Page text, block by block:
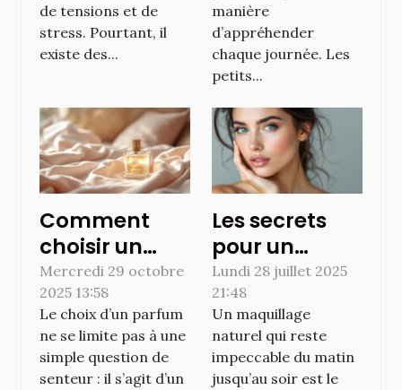
de tensions et de
stress. Pourtant, il
existe des...
manière
d’appréhender
chaque journée. Les
petits...
Comment
choisir un
parfum qui
booste la
confiance en
soi ?
Mercredi 29 octobre
2025 13:58
Le choix d’un parfum
ne se limite pas à une
simple question de
senteur : il s’agit d’un
Les secrets
pour un
maquillage
naturel qui
tient toute la
journée
Lundi 28 juillet 2025
21:48
Un maquillage
naturel qui reste
impeccable du matin
jusqu’au soir est le